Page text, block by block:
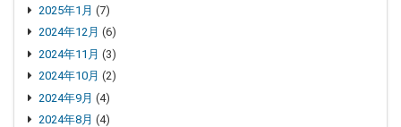
2025年1月 (7)
2024年12月 (6)
2024年11月 (3)
2024年10月 (2)
2024年9月 (4)
2024年8月 (4)